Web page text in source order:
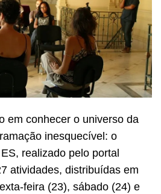
em conhecer o universo da
inesquecível: o
realizado pelo portal
atividades, distribuídas em
feira (23), sábado (24) e